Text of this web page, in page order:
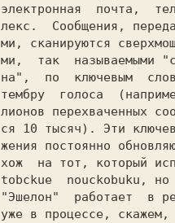
электронная  почта,
лекс.  Сообщения,
ми, сканируются
ми,  так  называемыми
на",  по  ключевым
тембру  голоса
лиoнoв перехваченных
ся 10 тысяч). Эти
жения постоянно
tobckue  nouckobuku, но
"Эшелон"  работает  в
уже в процессе, скажем,